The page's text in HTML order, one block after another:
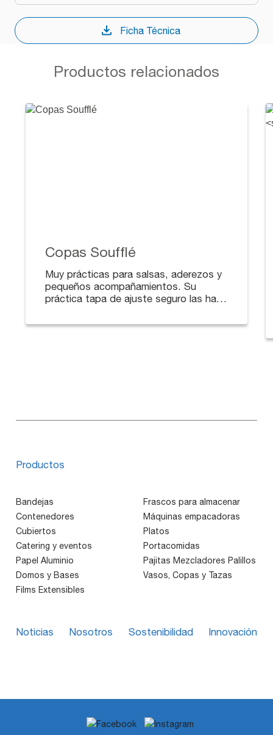
Ficha Técnica
Productos relacionados
Copas Soufflé
Muy prácticas para salsas, aderezos y
pequeños acompañamientos. Su
práctica tapa de ajuste seguro las hace
diferentes tamaños.
Productos
Bandejas
Contenedores
Cubiertos
Catering y eventos
Papel Aluminio
Domos y Bases
Films Extensibles
Frascos para almacenar
Máquinas empacadoras
Platos
Portacomidas
Pajitas Mezcladores Palillos
Vasos, Copas y Tazas
Noticias Nosotros Sostenibilidad Innovación